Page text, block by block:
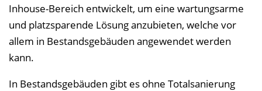
Inhouse-Bereich entwickelt, um eine wartungsarme
und platzsparende Lösung anzubieten, welche vor
allem in Bestandsgebäuden angewendet werden
kann.
In Bestandsgebäuden gibt es ohne Totalsanierung